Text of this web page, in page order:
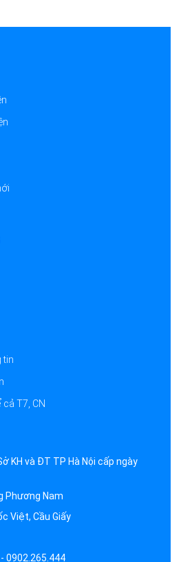
tin
T7, CN
KH và ĐT TP Hà Nội cấp ngày
Phương Nam
Việt, Cầu Giấy
0902.265.444